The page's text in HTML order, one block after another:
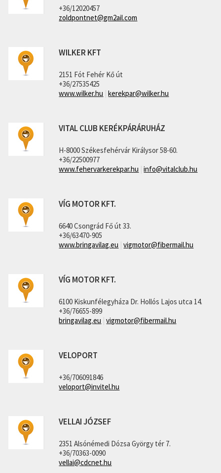
+36/12020457
zoldpontnet@gm2ail.com
WILKER KFT
2151 Fót Fehér Kő út
+36/27535425
www.wilker.hu |kerekpar@wilker.hu
VITAL CLUB KERÉKPÁRÁRUHÁZ
H-8000 Székesfehérvár Királysor 58-60.
+36/22500977
www.fehervarkerekpar.hu |info@vitalclub.hu
VÍG MOTOR KFT.
6640 Csongrád Fő út 33.
+36/63470-905
www.bringavilag.eu |vigmotor@fibermail.hu
VÍG MOTOR KFT.
6100 Kiskunfélegyháza Dr. Hollós Lajos utca 14.
+36/76655-899
bringavilag.eu |vigmotor@fibermail.hu
VELOPORT
+36/706091846
veloport@invitel.hu
VELLAI JÓZSEF
2351 Alsónémedi Dózsa György tér 7.
+36/70363-0090
vellai@cdcnet.hu